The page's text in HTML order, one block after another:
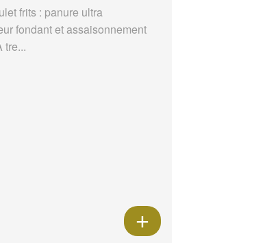
frits : panure ultra
fondant et assaisonnement
tre...